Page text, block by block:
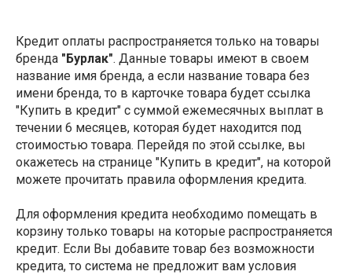
Кредит оплаты распространяется только на товары
бренда "Бурлак". Данные товары имеют в своем
название имя бренда, а если название товара без
имени бренда, то в карточке товара будет ссылка
"Купить в кредит" с суммой ежемесячных выплат в
течении 6 месяцев, которая будет находится под
стоимостью товара. Перейдя по этой ссылке, вы
окажетесь на странице "Купить в кредит", на которой
можете прочитать правила оформления кредита.
Для оформления кредита необходимо помещать в
корзину только товары на которые распространяется
кредит. Если Вы добавите товар без возможности
кредита, то система не предложит вам условия